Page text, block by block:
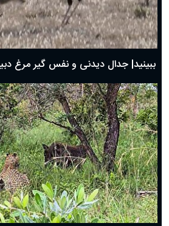
دعای روز اول ماه مبارک رمضان، ۳۰ بهمن ۱۴۰۴
حضرت زینب(س) چگونه از دنیا رفت؟
بهترین پیامک تبریک روز پدر ۱۴۰۴؛ جملات زیبا و صمیمانه
ببینید| جدال دیدنی و نفس گیر مرغ